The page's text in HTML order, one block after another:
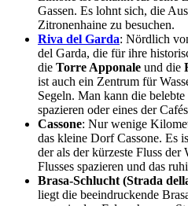
Gassen. Es lohnt sich, die
Zitronenhaine zu besuchen.
Riva del Garda: Nördlich
del Garda, die für ihre
die Torre Apponale und die
ist auch ein Zentrum für
Segeln. Man kann die
spazieren oder eines der
Cassone: Nur wenige
das kleine Dorf Cassone. Es
der als der kürzeste Fluss
Flusses spazieren und das
Brasa-Schlucht (Strada
liegt die beeindruckende